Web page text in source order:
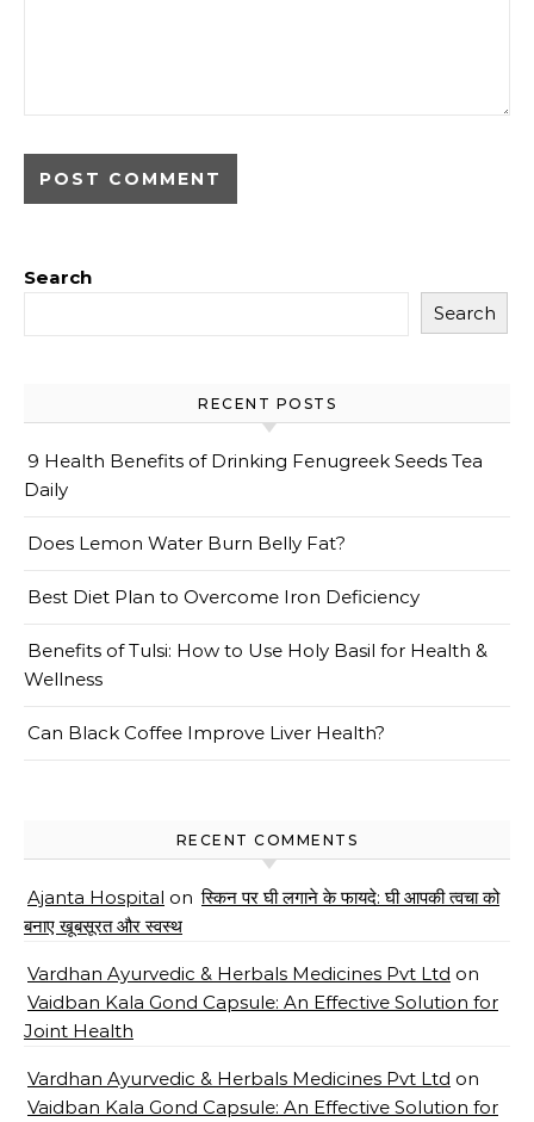
Search
Search
RECENT POSTS
9 Health Benefits of Drinking Fenugreek Seeds Tea
Daily
Does Lemon Water Burn Belly Fat?
Best Diet Plan to Overcome Iron Deficiency
Benefits of Tulsi: How to Use Holy Basil for Health &
Wellness
Can Black Coffee Improve Liver Health?
RECENT COMMENTS
Ajanta Hospital on स्किन पर घी लगाने के फायदे: घी आपकी त्वचा को
बनाए खूबसूरत और स्वस्थ
Vardhan Ayurvedic & Herbals Medicines Pvt Ltd on
Vaidban Kala Gond Capsule: An Effective Solution for
Joint Health
Vardhan Ayurvedic & Herbals Medicines Pvt Ltd on
Vaidban Kala Gond Capsule: An Effective Solution for